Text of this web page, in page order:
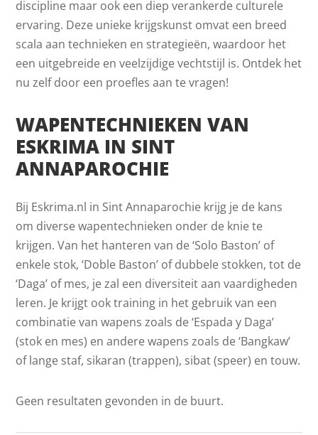
discipline maar ook een diep verankerde culturele
ervaring. Deze unieke krijgskunst omvat een breed
scala aan technieken en strategieën, waardoor het
een uitgebreide en veelzijdige vechtstijl is. Ontdek het
nu zelf door een proefles aan te vragen!
WAPENTECHNIEKEN VAN
ESKRIMA IN SINT
ANNAPAROCHIE
Bij Eskrima.nl in Sint Annaparochie krijg je de kans
om diverse wapentechnieken onder de knie te
krijgen. Van het hanteren van de ‘Solo Baston’ of
enkele stok, ‘Doble Baston’ of dubbele stokken, tot de
‘Daga’ of mes, je zal een diversiteit aan vaardigheden
leren. Je krijgt ook training in het gebruik van een
combinatie van wapens zoals de ‘Espada y Daga’
(stok en mes) en andere wapens zoals de ‘Bangkaw’
of lange staf, sikaran (trappen), sibat (speer) en touw.
Geen resultaten gevonden in de buurt.